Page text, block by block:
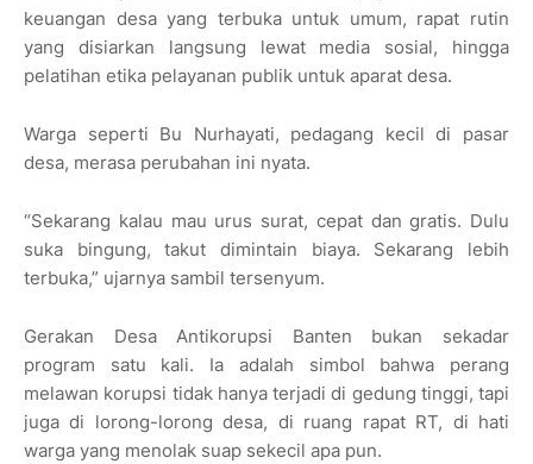
keuangan desa yang terbuka untuk umum, rapat rutin
yang disiarkan langsung lewat media sosial, hingga
pelatihan etika pelayanan publik untuk aparat desa.
Warga seperti Bu Nurhayati, pedagang kecil di pasar
desa, merasa perubahan ini nyata.
“Sekarang kalau mau urus surat, cepat dan gratis. Dulu
suka bingung, takut dimintain biaya. Sekarang lebih
terbuka,” ujarnya sambil tersenyum.
Gerakan Desa Antikorupsi Banten bukan sekadar
program satu kali. Ia adalah simbol bahwa perang
melawan korupsi tidak hanya terjadi di gedung tinggi, tapi
juga di lorong-lorong desa, di ruang rapat RT, di hati
warga yang menolak suap sekecil apa pun.